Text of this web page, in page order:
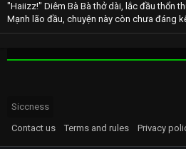
"Haiizz!" Diêm Bà Bà thở dài, lắc đầu thổn
Mạnh lão đầu, chuyện này còn chưa đáng
Siccness
Contact us
Terms and rules Privacy